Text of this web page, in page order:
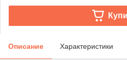
Описание Характеристики